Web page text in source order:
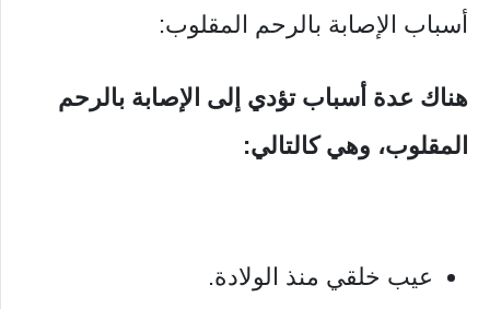
أسباب الإصابة بالرحم المقلوب:
هناك عدة أسباب تؤدي إلى الإصابة بالرحم
المقلوب، وهي كالتالي:
عيب خلقي منذ الولادة.